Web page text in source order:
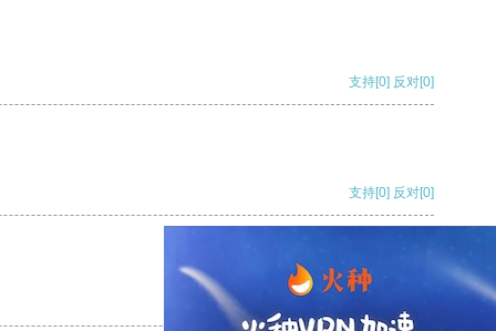
支持[0] 反对[0]
支持[0] 反对[0]